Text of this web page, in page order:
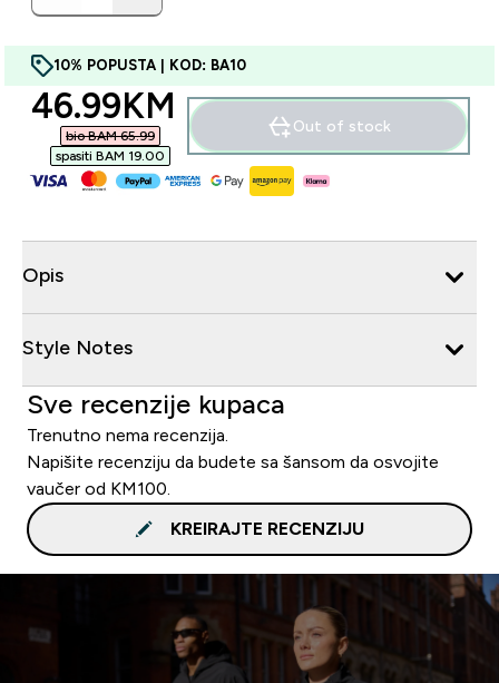
10% POPUSTA | KOD: BA10
discounted price
46.99KM‎
bio BAM 65.99‎
spasiti BAM 19.00‎
Out of stock
Opis
Style Notes
Sve recenzije kupaca
Trenutno nema recenzija.
Napišite recenziju da budete sa šansom da osvojite
vaučer od KM100.
KREIRAJTE RECENZIJU